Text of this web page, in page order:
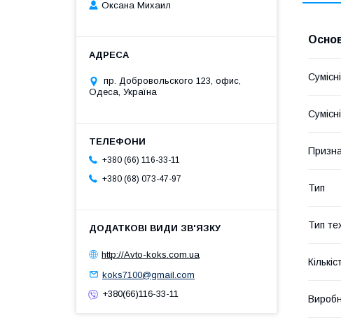
Тип
Тип
Оксана Михаил
пр. Добровольского 123, офис,
Одеса, Україна
+380 (66) 116-33-11
+380 (68) 073-47-97
http://Avto-koks.com.ua
koks7100@gmail.com
+380(66)116-33-11